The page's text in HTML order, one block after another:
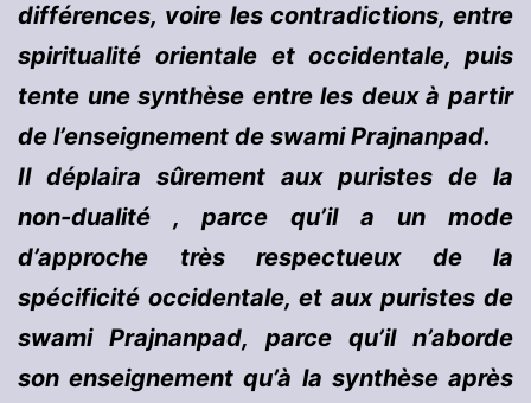
différences, voire les contradictions, entre
spiritualité orientale et occidentale, puis
tente une synthèse entre les deux à partir
de l’enseignement de swami Prajnanpad.
Il déplaira sûrement aux puristes de la
non-dualité , parce qu’il a un mode
d’approche très respectueux de la
spécificité occidentale, et aux puristes de
swami Prajnanpad, parce qu’il n’aborde
son enseignement qu’à la synthèse après